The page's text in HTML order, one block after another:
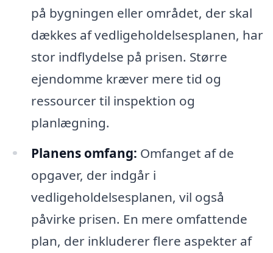
på bygningen eller området, der skal
dækkes af vedligeholdelsesplanen, har
stor indflydelse på prisen. Større
ejendomme kræver mere tid og
ressourcer til inspektion og
planlægning.
Planens omfang: Omfanget af de
opgaver, der indgår i
vedligeholdelsesplanen, vil også
påvirke prisen. En mere omfattende
plan, der inkluderer flere aspekter af